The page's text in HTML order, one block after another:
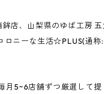
店、山梨県のゆば工房
ニーな生活☆PLUS(通称
月5~6店舗ずつ厳選して